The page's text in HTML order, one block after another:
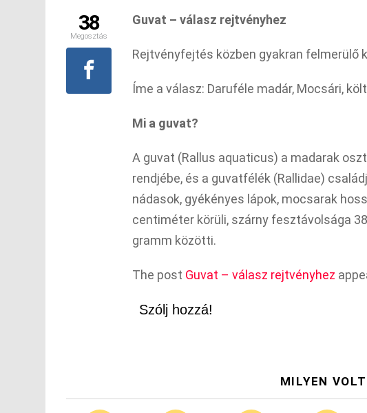
Guvat – válasz rejtvényhez
Rejtvényfejtés közben gyakran felmerülő
Íme a válasz: Daruféle madár, Mocsári,
Mi a guvat?
A guvat (Rallus aquaticus) a madarak
rendjébe, és a guvatfélék (Rallidae)
nádasok, gyékényes lápok, mocsarak
centiméter körüli, szárny fesztávolsága
gramm közötti.
The post Guvat – válasz rejtvényhez
Szólj hozzá!
38
Megosztás
MILYEN